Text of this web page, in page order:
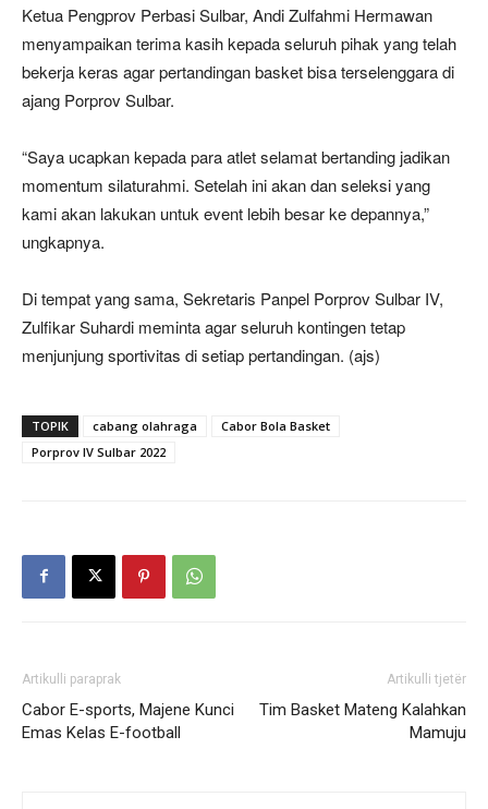
Ketua Pengprov Perbasi Sulbar, Andi Zulfahmi Hermawan
menyampaikan terima kasih kepada seluruh pihak yang telah
bekerja keras agar pertandingan basket bisa terselenggara di
ajang Porprov Sulbar.
“Saya ucapkan kepada para atlet selamat bertanding jadikan
momentum silaturahmi. Setelah ini akan dan seleksi yang
kami akan lakukan untuk event lebih besar ke depannya,”
ungkapnya.
Di tempat yang sama, Sekretaris Panpel Porprov Sulbar IV,
Zulfikar Suhardi meminta agar seluruh kontingen tetap
menjunjung sportivitas di setiap pertandingan. (ajs)
TOPIK cabang olahraga
Cabor Bola Basket
Porprov IV Sulbar 2022
Artikulli paraprak
Cabor E-sports, Majene Kunci
Emas Kelas E-football
Artikulli tjetër
Tim Basket Mateng Kalahkan
Mamuju